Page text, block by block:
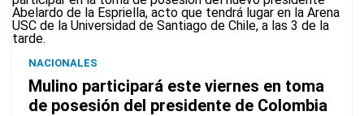
NACIONALES
Mulino participará este viernes en toma
de posesión del presidente de Colombia